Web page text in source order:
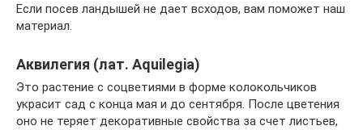
Если посев ландышей не дает всходов, вам поможет наш
материал.
Аквилегия (лат. Aquilegia)
Это растение с соцветиями в форме колокольчиков
украсит сад с конца мая и до сентября. После цветения
оно не теряет декоративные свойства за счет листьев,